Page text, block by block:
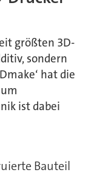
größten 3D-
sondern
hat die
ist dabei
Bauteil